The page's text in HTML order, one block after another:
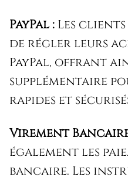
PayPal : Les
de régler leurs
PayPal, offrant
supplémentaire
rapides et
Virement
également les
bancaire. Les